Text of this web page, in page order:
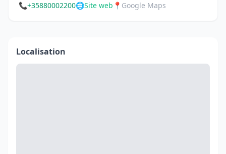
📞+35880002200🌐Site web 📍 Google Maps
Localisation